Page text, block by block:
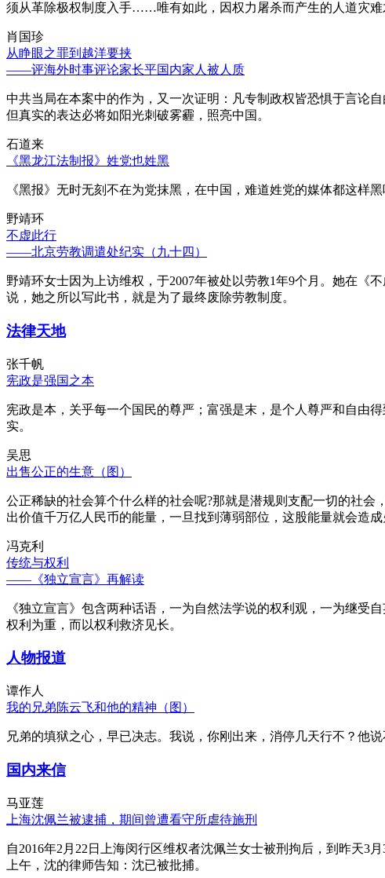
须从革除极权制度入手……唯有如此，因权力屠杀而产生的人道灾难
肖国珍
从睁眼之罪到越洋要挟
——评海外时事评论家长平国内家人被人质
中共当局在本案中的作为，又一次证明：凡专制政权皆恐惧于言论
但真实的表达必将如阳光刺破雾霾，照亮中国。
石道来
《黑龙江法制报》姓党也姓黑
《黑报》无时无刻不在为党抹黑，在中国，难道姓党的媒体都这样
野靖环
不虚此行
——北京劳教调遣处纪实（九十四）
野靖环女士因为上访维权，于2007年被处以劳教1年9个月。她在《
说，她之所以写此书，就是为了最终废除劳教制度。
法律天地
张千帆
宪政是强国之本
宪政是本，关乎每一个国民的尊严；富强是末，是个人尊严和自由
实。
吴思
出售公正的生意（图）
公正稀缺的社会算个什么样的社会呢?那就是潜规则支配一切的社
出价值千万亿人民币的能量，一旦找到薄弱部位，这股能量就会造成
冯克利
传统与权利
——《独立宣言》再解读
《独立宣言》包含两种话语，一为自然法学说的权利观，一为继
权利为重，而以权利救济见长。
人物报道
谭作人
我的兄弟陈云飞和他的精神（图）
兄弟的填狱之心，早已决志。我说，你刚出来，消停几天行不？他
国内来信
马亚莲
上海沈佩兰被逮捕，期间曾遭看守所虐待施刑
自2016年2月22日上海闵行区维权者沈佩兰女士被刑拘后，到昨天3
上午，沈的律师告知：沈已被批捕。